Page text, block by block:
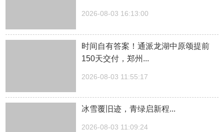
2026-08-03 16:13:00
时间自有答案！通派龙湖中原颂提前
150天交付，郑州...
2026-08-03 11:55:17
冰雪覆旧迹，青绿启新程...
2026-08-03 11:09:24